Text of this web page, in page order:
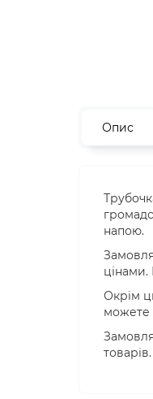
Опис
напою.
цінами.
Окрім
можете